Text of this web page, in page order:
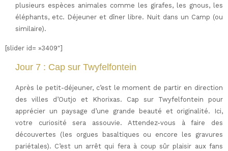
plusieurs espèces animales comme les girafes, les gnous, les
éléphants, etc. Déjeuner et dîner libre. Nuit dans un Camp (ou
similaire).
[slider id= »3409″]
Jour 7 : Cap sur Twyfelfontein
Après le petit-déjeuner, c’est le moment de partir en direction
des villes d’Outjo et Khorixas. Cap sur Twyfelfontein pour
apprécier un paysage d’une grande beauté et originalité. Ici,
votre curiosité sera assouvie. Attendez-vous à faire des
découvertes (les orgues basaltiques ou encore les gravures
pariétales). C’est un arrêt qui fera à coup sûr plaisir aux fans